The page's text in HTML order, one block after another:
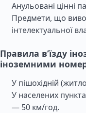
Анульовані цінні
Предмети, що
інтелектуальної
Правила в’їзду
іноземними
У пішохідній
У населених
— 50 км/год.